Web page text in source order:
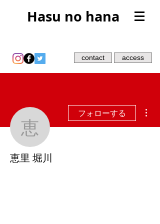
Hasu no hana
contact access
恵里 堀川
フォローする
恵里 堀川